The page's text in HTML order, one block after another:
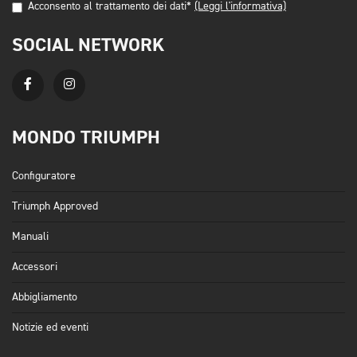
Acconsento al trattamento dei dati* (Leggi l'informativa)
SOCIAL NETWORK
MONDO TRIUMPH
Configuratore
Triumph Approved
Manuali
Accessori
Abbigliamento
Notizie ed eventi